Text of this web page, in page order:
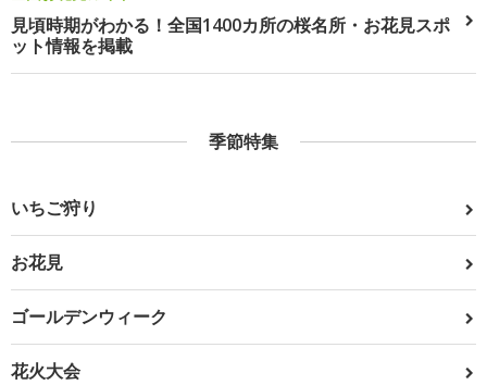
見頃時期がわかる！全国1400カ所の桜名所・お花見スポ
ット情報を掲載
季節特集
いちご狩り
お花見
ゴールデンウィーク
花火大会